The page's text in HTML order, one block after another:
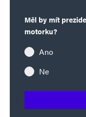
Měl by mít
motorku?
Ano
Ne